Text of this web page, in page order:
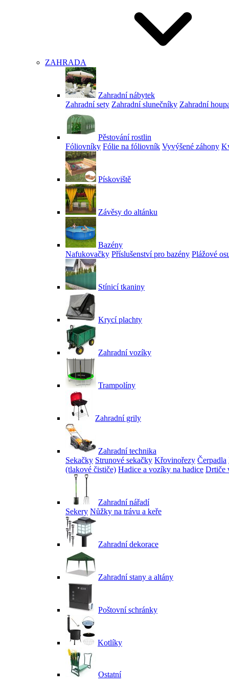
ZAHRADA
Zahradní nábytek
Zahradní sety Zahradní slunečníky Zahradní
Pěstování rostlin
Fóliovníky Fólie na fóliovník Vyvýšené záhony
Pískoviště
Závěsy do altánku
Bazény
Nafukovačky Příslušenství pro bazény Plážové
Stínicí tkaniny
Krycí plachty
Zahradní vozíky
Trampolíny
Zahradní grily
Zahradní technika
Sekačky Strunové sekačky Křovinořezy Čerpadla
(tlakové čističe) Hadice a vozíky na hadice Drtiče
Zahradní nářadí
Sekery Nůžky na trávu a keře
Zahradní dekorace
Zahradní stany a altány
Poštovní schránky
Kotlíky
Ostatní